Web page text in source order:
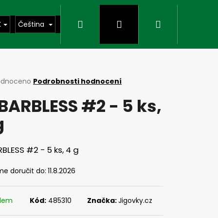
Čeština Hledat PřihlášeníNákupní
Podrobnosti hodnocení
#2 - 5 ks,
#2 - 5 ks, 4 g
doručit do: 11.8.2026
Kód: 485310 Značka:Jigovky.cz
Následující